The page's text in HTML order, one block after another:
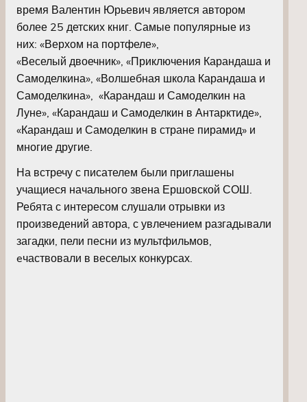
время Валентин Юрьевич является автором
более 25 детских книг. Самые популярные из
них: «Верхом на портфеле»,
«Веселый двоечник», «Приключения Карандаша и
Самоделкина», «Волшебная школа Карандаша и
Самоделкина», «Карандаш и Самоделкин на
Луне», «Карандаш и Самоделкин в Антарктиде»,
«Карандаш и Самоделкин в стране пирамид» и
многие другие.
На встречу с писателем были приглашены
учащиеся начального звена Ершовской СОШ.
Ребята с интересом слушали отрывки из
произведений автора, с увлечением разгадывали
загадки, пели песни из мультфильмов,
eчаствовали в веселых конкурсах.